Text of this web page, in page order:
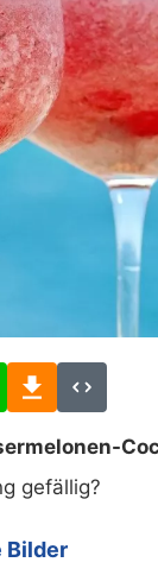
gefällig?
Bilder